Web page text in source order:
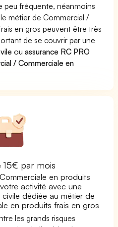
peu fréquente, néanmoins
métier de Commercial /
en gros peuvent être très
de se couvrir par une
ouassurance RC PRO
/ Commerciale en
par mois
en produits
activité avec une
dédiée au métier de
en produits frais en gros
les grands risques